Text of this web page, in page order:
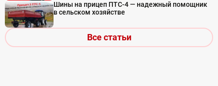
Шины на прицеп ПТС-4 — надежный помощник
в сельском хозяйстве
Все статьи